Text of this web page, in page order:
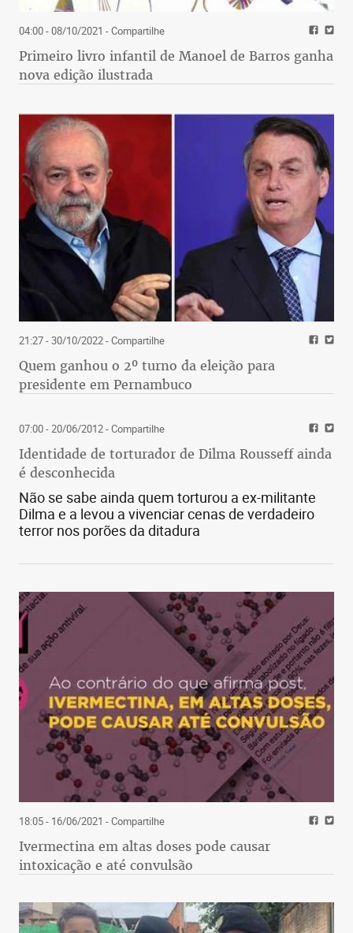
04:00 - 08/10/2021 - Compartilhe
Primeiro livro infantil de Manoel de Barros ganha
nova edição ilustrada
21:27 - 30/10/2022- Compartilhe
Quem ganhou o 2º turno da eleição para
presidente em Pernambuco
07:00 - 20/06/2012- Compartilhe
Identidade de torturador de Dilma Rousseff ainda
é desconhecida
Não se sabe ainda quem torturou a ex-militante
Dilma e a levou a vivenciar cenas de verdadeiro
terror nos porões da ditadura
18:05 - 16/06/2021 - Compartilhe
Ivermectina em altas doses pode causar
intoxicação e até convulsão